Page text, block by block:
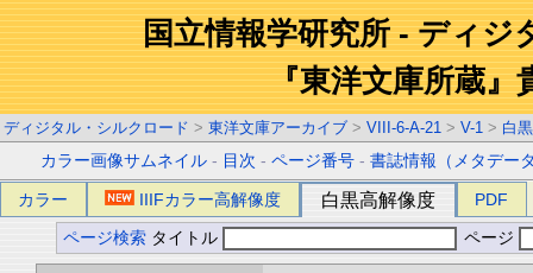
国立情報学研究所 - ディジ
『東洋文庫所蔵』
ディジタル・シルクロード > 東洋文庫アーカイブ > VIII-6-A-21 > V-1 > 白
カラー画像サムネイル - 目次 -ページ番号 -書誌情報（メタデー
カラー IIIFカラー高解像度 白黒高解像度 PDF
ページ検索 タイトル ページ